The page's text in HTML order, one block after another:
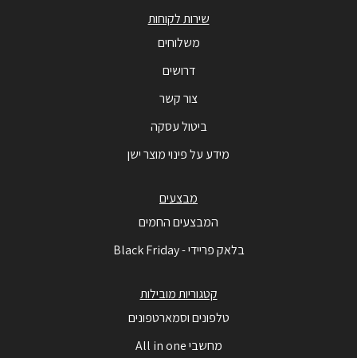
שירות לקוחות
משלוחים
דרושים
צור קשר
ביטול עסקה
מידע על פינוי מוצר ישן
מבצעים
המבצעים החמים
בלאק פריידי - Black Friday
קטגוריות מובילות
טלפונים וסמארטפונים
מחשבי All in one